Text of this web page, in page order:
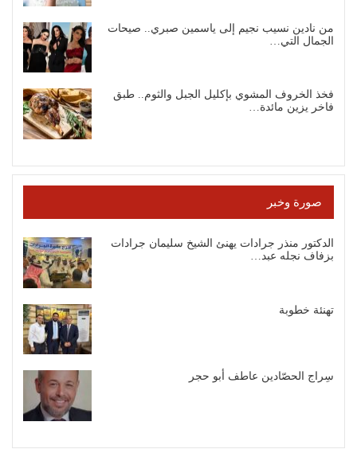
من نادين نسيب نجيم إلى ياسمين صبري.. صيحات
الجمال التي…
فخذ الخروف المشوي بإكليل الجبل والثوم.. طبق
فاخر يزين مائدة…
صورة وخبر
الدكتور منذر جرادات يهنئ الشيخ سليمان جرادات
بزفاف نجله عبد…
تهنئة خطوبة
سِراج الحصّادين عاطف أبو حجر